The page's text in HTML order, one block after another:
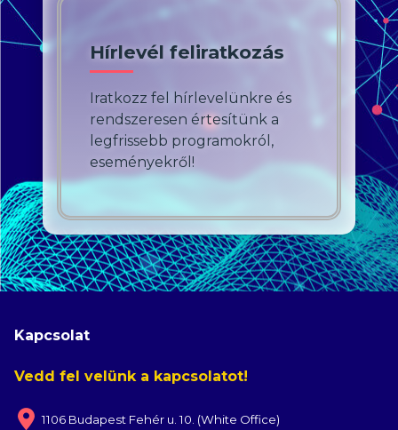
Hírlevél feliratkozás
Iratkozz fel hírlevelünkre és
rendszeresen értesítünk a
legfrissebb programokról,
eseményekről!
Kapcsolat
Vedd fel velünk a kapcsolatot!
1106 Budapest Fehér u. 10. (White Office)